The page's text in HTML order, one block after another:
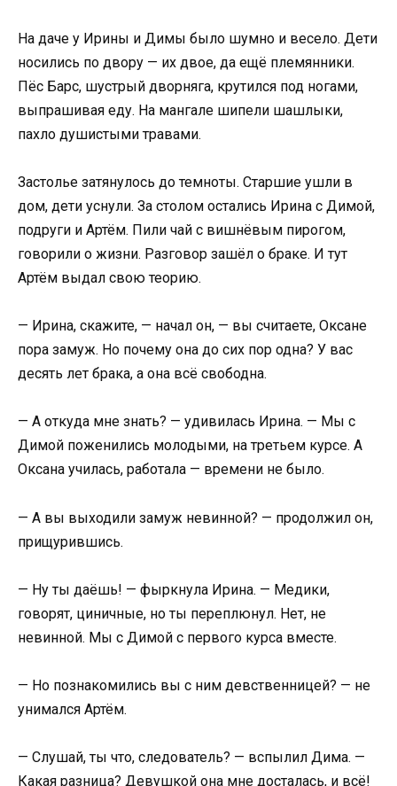
На даче у Ирины и Димы было шумно и весело. Дети
носились по двору — их двое, да ещё племянники.
Пёс Барс, шустрый дворняга, крутился под ногами,
выпрашивая еду. На мангале шипели шашлыки,
пахло душистыми травами.
Застолье затянулось до темноты. Старшие ушли в
дом, дети уснули. За столом остались Ирина с Димой,
подруги и Артём. Пили чай с вишнёвым пирогом,
говорили о жизни. Разговор зашёл о браке. И тут
Артём выдал свою теорию.
— Ирина, скажите, — начал он, — вы считаете, Оксане
пора замуж. Но почему она до сих пор одна? У вас
десять лет брака, а она всё свободна.
— А откуда мне знать? — удивилась Ирина. — Мы с
Димой поженились молодыми, на третьем курсе. А
Оксана училась, работала — времени не было.
— А вы выходили замуж невинной? — продолжил он,
прищурившись.
— Ну ты даёшь! — фыркнула Ирина. — Медики,
говорят, циничные, но ты переплюнул. Нет, не
невинной. Мы с Димой с первого курса вместе.
— Но познакомились вы с ним девственницей? — не
унимался Артём.
— Слушай, ты что, следователь? — вспылил Дима. —
Какая разница? Девушкой она мне досталась, и всё!